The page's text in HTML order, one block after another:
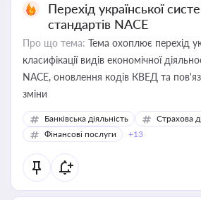
Перехід української
стандартів NACE
Про що тема: Тема охоплює перехід
класифікації видів економічної
NACE, оновлення кодів КВЕД та
зміни
Банківська діяльність
Страхова
Фінансові послуги
+13